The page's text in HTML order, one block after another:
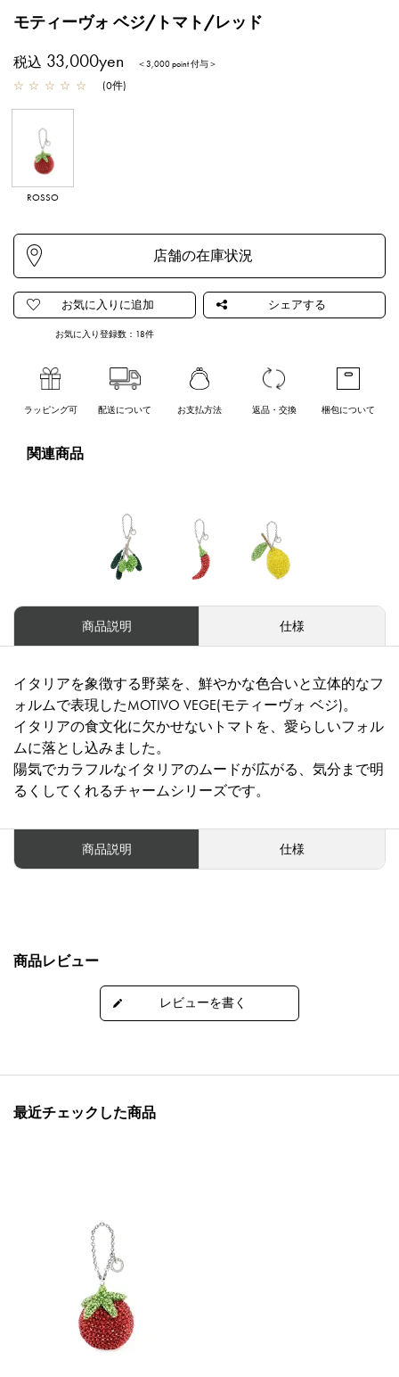
モティーヴォ ベジ/トマト/レッド
税込 33,000yen ＜3,000 point 付与＞
☆ ☆ ☆ ☆ ☆ (0件)
ROSSO
お気に入り登録数： 18件
ラッピング可 配送について お支払方法 返品・交換 梱包について
関連商品
商品説明 仕様
イタリアを象徴する野菜を、鮮やかな色合いと立体的なフ
ォルムで表現したMOTIVO VEGE(モティーヴォ ベジ)。
イタリアの食文化に欠かせないトマトを、愛らしいフォル
ムに落とし込みました。
陽気でカラフルなイタリアのムードが広がる、気分まで明
るくしてくれるチャームシリーズです。
商品説明 仕様
商品レビュー
最近チェックした商品